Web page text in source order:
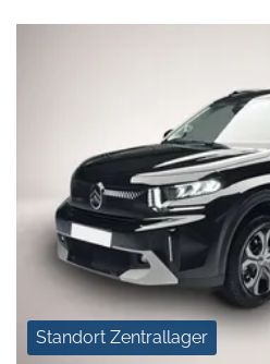
Standort Zentrallager